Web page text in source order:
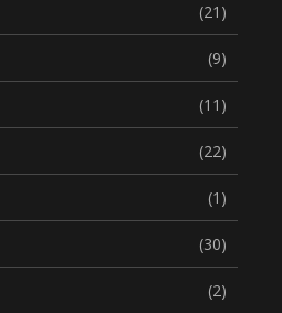
(21)
(9)
(11)
(22)
(1)
(30)
(2)